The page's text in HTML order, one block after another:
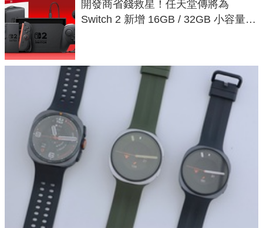
開發商省錢救星！任天堂傳將為
Switch 2 新增 16GB / 32GB 小容量遊